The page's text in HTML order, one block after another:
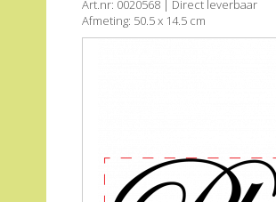
Art.nr: 0020568 | Direct leverbaar
Afmeting: 50.5 x 14.5 cm